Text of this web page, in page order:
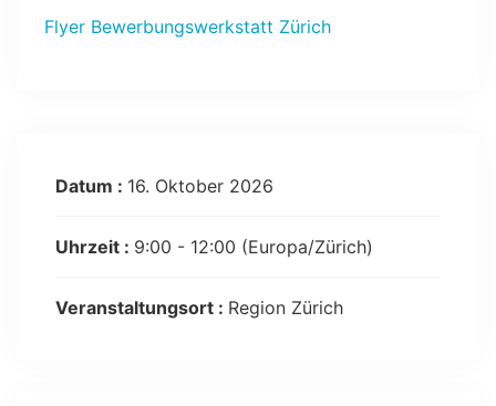
Flyer Bewerbungswerkstatt Zürich
Datum : 16. Oktober 2026
Uhrzeit : 9:00 - 12:00 (Europa/Zürich)
Veranstaltungsort : Region Zürich